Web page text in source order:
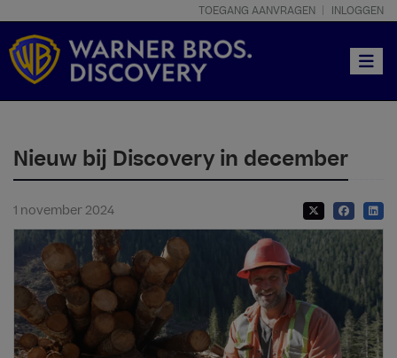
TOEGANG AANVRAGEN INLOGGEN
Nieuw bij Discovery in december
1 november 2024